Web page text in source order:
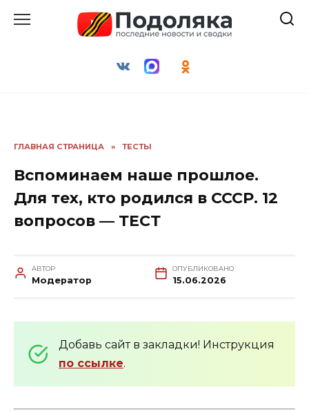
ГЛАВНАЯ СТРАНИЦА » ТЕСТЫ
Вспоминаем наше прошлое.
Для тех, кто родился в СССР. 12
вопросов — ТЕСТ
АВТОР
Модератор
ОПУБЛИКОВАНО
15.06.2026
Добавь сайт в закладки! Инструкция
по ссылке.